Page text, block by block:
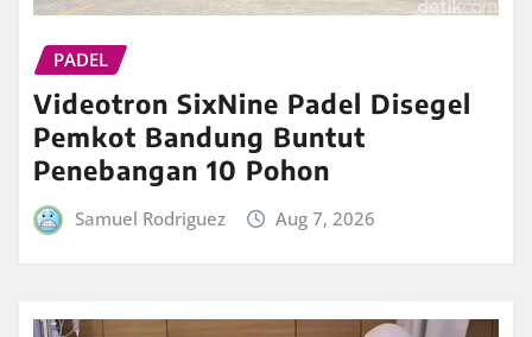
PADEL
Videotron SixNine Padel Disegel
Pemkot Bandung Buntut
Penebangan 10 Pohon
Samuel Rodriguez Aug 7, 2026